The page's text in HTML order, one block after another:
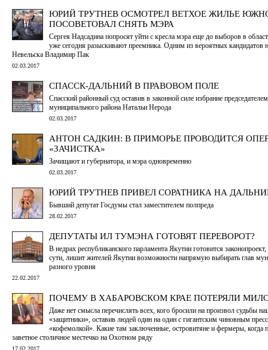
ЮРИЙ ТРУТНЕВ ОСМОТРЕЛ ВЕТХОЕ ЖИЛЬЕ
ПОСОВЕТОВАЛ СНЯТЬ МЭРА
Сергея Надсадина попросят уйти с кресла мэра еще до выборов в
уже сегодня разыскивают преемника. Одним из вероятных кандидатов
Невельска Владимир Пак
02.03.2017
СПАССК-ДАЛЬНИЙ В ПРАВОВОМ ПОЛЕ
Спасский районный суд оставив в законной силе избрание
муниципального района Натальи Нерода
02.03.2017
АНТОН САДКИН: В ПРИМОРЬЕ ПРОВОДИТСЯ
«ЗАЧИСТКА»
Зачищают и губернатора, и мэра одновременно
02.03.2017
ЮРИЙ ТРУТНЕВ ПРИВЕЛ СОРАТНИКА НА
Бывший депутат Госдумы стал заместителем полпреда
28.02.2017
ДЕПУТАТЫ ИЛ ТУМЭНА ГОТОВЯТ ПЕРЕВОРОТ?
В недрах республиканского парламента Якутии готовится
сути, лишит жителей Якутии возможности напрямую выбирать глав
разного уровня
22.02.2017
ПОЧЕМУ В ХАБАРОВСКОМ КРАЕ ПОТЕРЯЛИ
Даже нет смысла перечислять всех, кого бросили на произвол судьбы
«защитники», оставив людей один на один с гигантским чиновным
«кофемолкой». Какие там заключенные, островитяне и фермеры, когда
заветное столичное местечко на Охотном ряду
17.02.2017